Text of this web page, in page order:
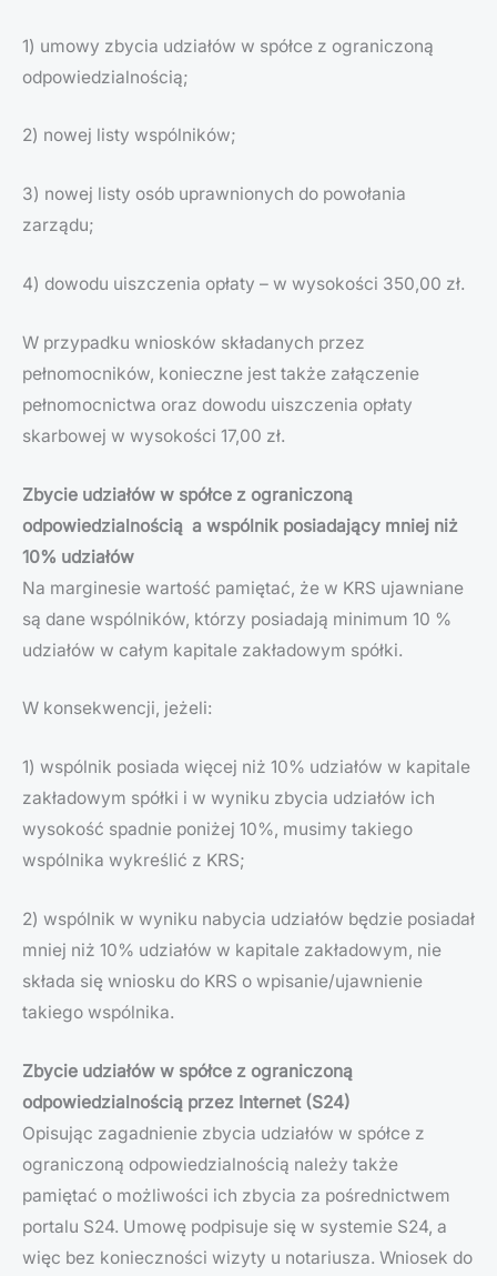
1) umowy zbycia udziałów w spółce z ograniczoną
odpowiedzialnością;
2) nowej listy wspólników;
3) nowej listy osób uprawnionych do powołania
zarządu;
4) dowodu uiszczenia opłaty – w wysokości 350,00 zł.
W przypadku wniosków składanych przez
pełnomocników, konieczne jest także załączenie
pełnomocnictwa oraz dowodu uiszczenia opłaty
skarbowej w wysokości 17,00 zł.
Zbycie udziałów w spółce z ograniczoną
odpowiedzialnością a wspólnik posiadający mniej niż
10% udziałów
Na marginesie wartość pamiętać, że w KRS ujawniane
są dane wspólników, którzy posiadają minimum 10 %
udziałów w całym kapitale zakładowym spółki.
W konsekwencji, jeżeli:
1) wspólnik posiada więcej niż 10% udziałów w kapitale
zakładowym spółki i w wyniku zbycia udziałów ich
wysokość spadnie poniżej 10%, musimy takiego
wspólnika wykreślić z KRS;
2) wspólnik w wyniku nabycia udziałów będzie posiadał
mniej niż 10% udziałów w kapitale zakładowym, nie
składa się wniosku do KRS o wpisanie/ujawnienie
takiego wspólnika.
Zbycie udziałów w spółce z ograniczoną
odpowiedzialnością przez Internet (S24)
Opisując zagadnienie zbycia udziałów w spółce z
ograniczoną odpowiedzialnością należy także
pamiętać o możliwości ich zbycia za pośrednictwem
portalu S24. Umowę podpisuje się w systemie S24, a
więc bez konieczności wizyty u notariusza. Wniosek do